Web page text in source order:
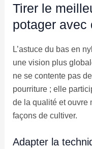
Tirer le
potager avec
L’astuce du bas en
une vision plus
ne se contente pas
pourriture ; elle
de la qualité et ouvre
façons de cultiver.
Adapter la